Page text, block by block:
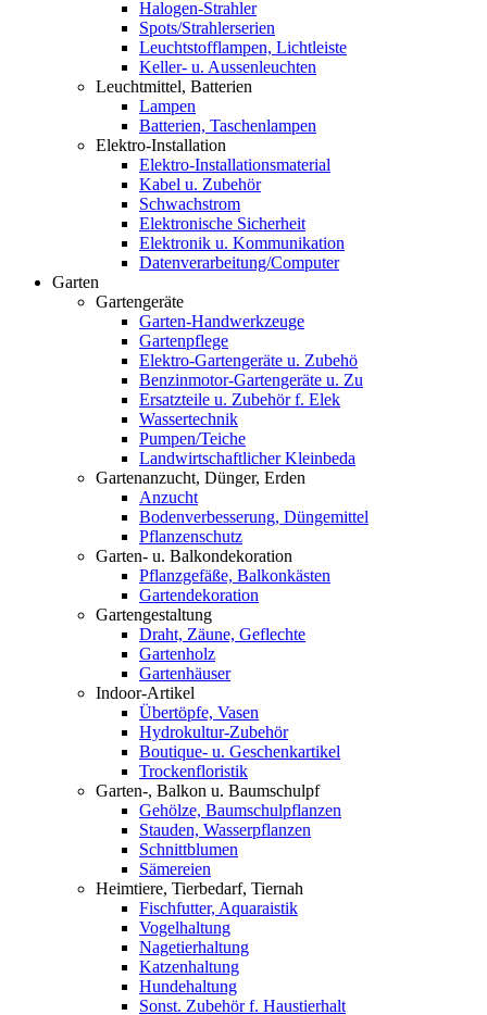
Halogen-Strahler
Spots/Strahlerserien
Leuchtstofflampen, Lichtleiste
Keller- u. Aussenleuchten
Leuchtmittel, Batterien
Lampen
Batterien, Taschenlampen
Elektro-Installation
Elektro-Installationsmaterial
Kabel u. Zubehör
Schwachstrom
Elektronische Sicherheit
Elektronik u. Kommunikation
Datenverarbeitung/Computer
Garten
Gartengeräte
Garten-Handwerkzeuge
Gartenpflege
Elektro-Gartengeräte u. Zubehö
Benzinmotor-Gartengeräte u. Zu
Ersatzteile u. Zubehör f. Elek
Wassertechnik
Pumpen/Teiche
Landwirtschaftlicher Kleinbeda
Gartenanzucht, Dünger, Erden
Anzucht
Bodenverbesserung, Düngemittel
Pflanzenschutz
Garten- u. Balkondekoration
Pflanzgefäße, Balkonkästen
Gartendekoration
Gartengestaltung
Draht, Zäune, Geflechte
Gartenholz
Gartenhäuser
Indoor-Artikel
Übertöpfe, Vasen
Hydrokultur-Zubehör
Boutique- u. Geschenkartikel
Trockenfloristik
Garten-, Balkon u. Baumschulpf
Gehölze, Baumschulpflanzen
Stauden, Wasserpflanzen
Schnittblumen
Sämereien
Heimtiere, Tierbedarf, Tiernah
Fischfutter, Aquaraistik
Vogelhaltung
Nagetierhaltung
Katzenhaltung
Hundehaltung
Sonst. Zubehör f. Haustierhalt